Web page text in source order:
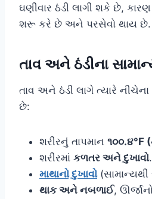
ઘણીવાર ઠંડી લાગી શકે છે,
શરૂ કરે છે અને પરસેવો થાય છે.
તાવ અને ઠંડીના
તાવ અને ઠંડી લાગે ત્યારે
છે:
શરીરનું તાપમાન ૧૦૦.૪°F
શરીરમાં કળતર અને દુખાવો.
માથાનો દુખાવો
થાક અને નબળાઈ,